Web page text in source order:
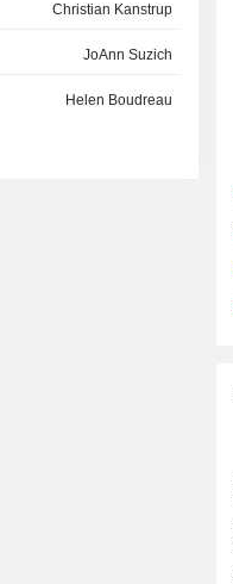
Christian Kanstrup
JoAnn Suzich
Helen Boudreau